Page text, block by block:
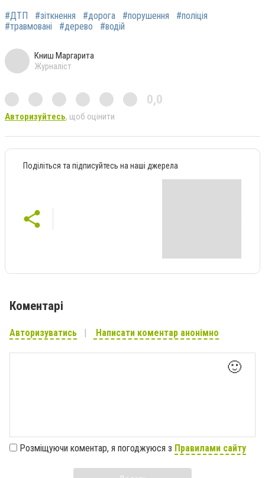
#ДТП #зіткнення #дорога #порушення
#поліція
#травмовані
#дерево #водій
Книш Маргарита
Журналіст
0,0
Авторизуйтесь, щоб оцінити
Поділіться та підписуйтесь на наші джерела
Коментарі
Авторизуватись Написати коментар анонімно
🙂
Розміщуючи коментар, я погоджуюся з Правилами сайту